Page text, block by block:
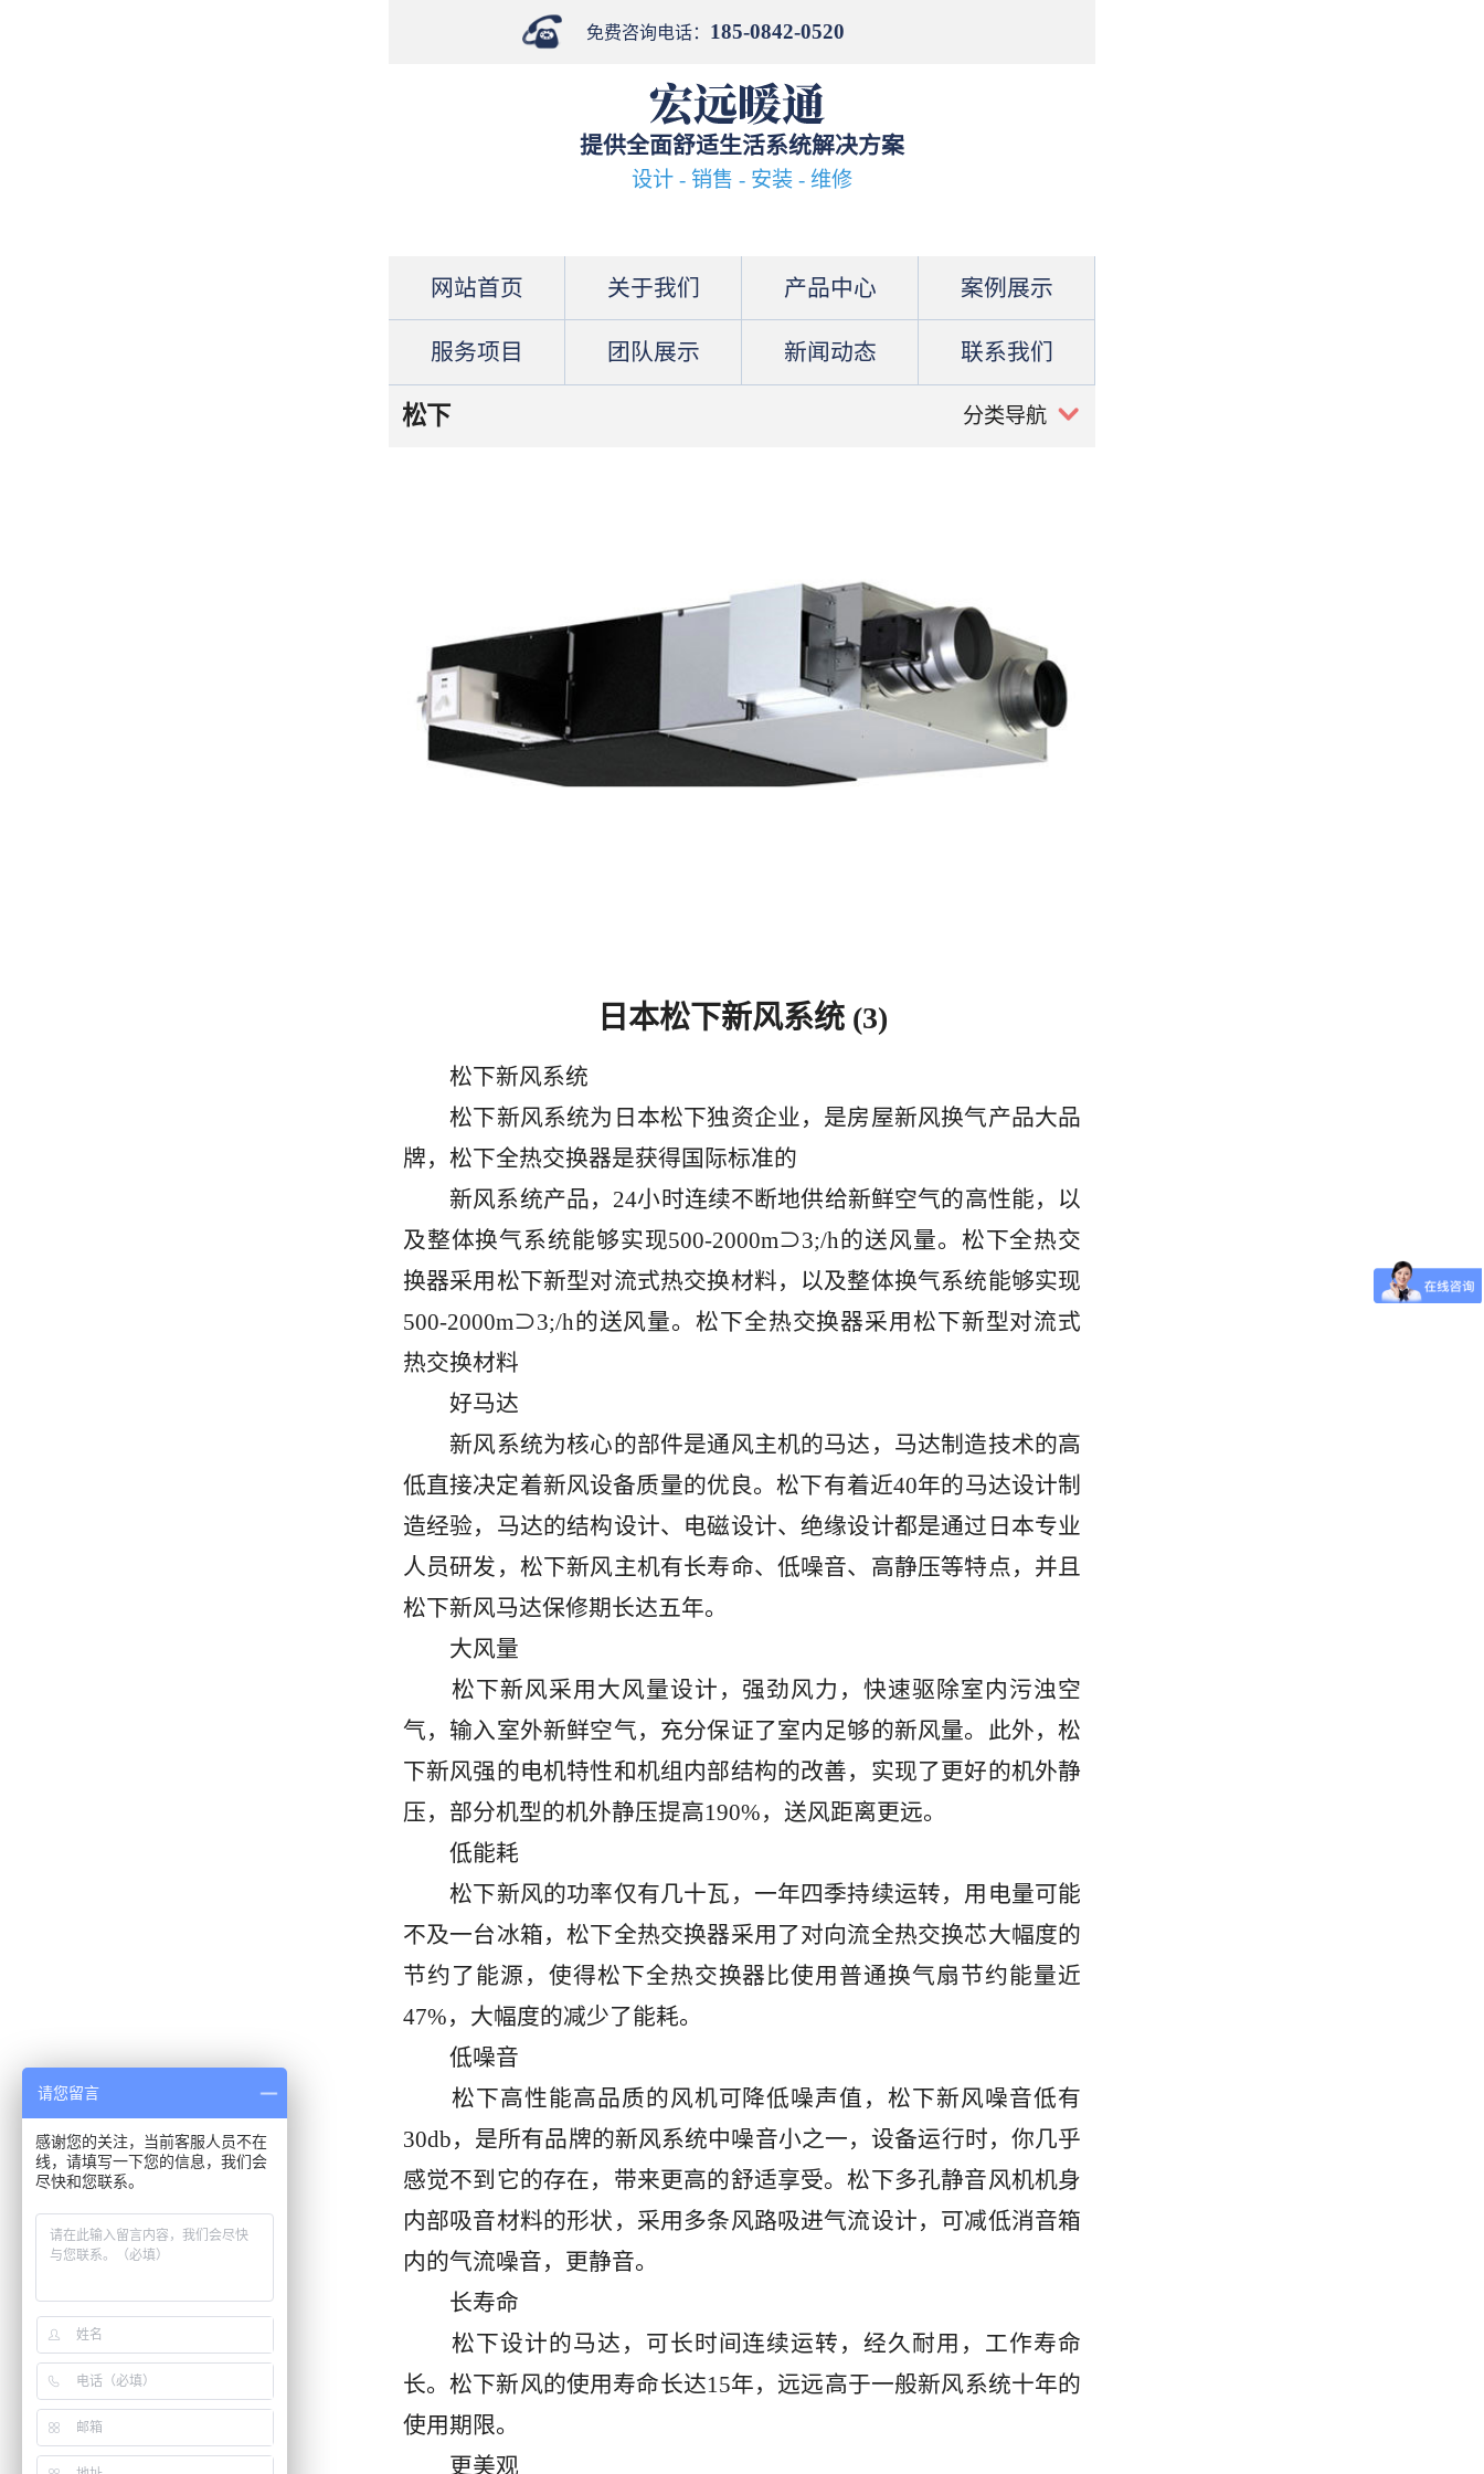
免费咨询电话： 185-0842-0520
提供全面舒适生活系统解决方案
设计 - 销售 - 安装 - 维修
网站首页 关于我们 产品中心 案例展示
服务项目 团队展示 新闻动态 联系我们
松下 分类导航
日本松下新风系统 (3)
松下新风系统
松下新风系统为日本松下独资企业，是房屋新风换气产品大品
牌，松下全热交换器是获得国际标准的
新风系统产品，24小时连续不断地供给新鲜空气的高性能，以
及整体换气系统能够实现500-2000m⊃3;/h的送风量。松下全热交
换器采用松下新型对流式热交换材料，以及整体换气系统能够实现
500-2000m⊃3;/h的送风量。松下全热交换器采用松下新型对流式
热交换材料
好马达
新风系统为核心的部件是通风主机的马达，马达制造技术的高
低直接决定着新风设备质量的优良。松下有着近40年的马达设计制
造经验，马达的结构设计、电磁设计、绝缘设计都是通过日本专业
人员研发，松下新风主机有长寿命、低噪音、高静压等特点，并且
松下新风马达保修期长达五年。
大风量
松下新风采用大风量设计，强劲风力，快速驱除室内污浊空
气，输入室外新鲜空气，充分保证了室内足够的新风量。此外，松
下新风强的电机特性和机组内部结构的改善，实现了更好的机外静
压，部分机型的机外静压提高190%，送风距离更远。
低能耗
松下新风的功率仅有几十瓦，一年四季持续运转，用电量可能
不及一台冰箱，松下全热交换器采用了对向流全热交换芯大幅度的
节约了能源，使得松下全热交换器比使用普通换气扇节约能量近
47%，大幅度的减少了能耗。
低噪音
松下高性能高品质的风机可降低噪声值，松下新风噪音低有
30db，是所有品牌的新风系统中噪音小之一，设备运行时，你几乎
感觉不到它的存在，带来更高的舒适享受。松下多孔静音风机机身
内部吸音材料的形状，采用多条风路吸进气流设计，可减低消音箱
内的气流噪音，更静音。
长寿命
松下设计的马达，可长时间连续运转，经久耐用，工作寿命
长。松下新风的使用寿命长达15年，远远高于一般新风系统十年的
使用期限。
更美观
请您留言
感谢您的关注，当前客服人员不在
线，请填写一下您的信息，我们会
尽快和您联系。